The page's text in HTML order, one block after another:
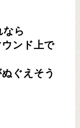
なら
ド上で
えそう